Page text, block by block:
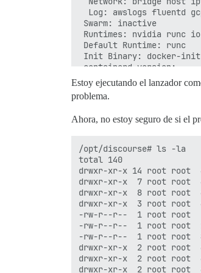
Log: awslogs fluentd
Swarm: inactive
Runtimes: nvidia runc
Default Runtime: runc
Init Binary: docker-init
containerd version:
runc version:
init version:
Security Options:
  seccomp
  cgroupns
Kernel Version: 5.15.0-
Operating System:
OSType: linux
Architecture: x86_64
CPUs: 2
Total Memory: 5.797GiB
Name: maji
ID:
Docker Root Dir: /data/
Debug Mode: false
Registry: https://
Estoy ejecutando el lanzador
problema.
Ahora, no estoy seguro de si el
/opt/discourse# ls -la
total 140
drwxr-xr-x 14 root root
drwxr-xr-x  7 root root
drwxr-xr-x  8 root root
drwxr-xr-x  3 root root
-rw-r--r--  1 root root
-rw-r--r--  1 root root
-rw-r--r--  1 root root
drwxr-xr-x  2 root root
drwxr-xr-x  2 root root
drwxr-xr-x  2 root root